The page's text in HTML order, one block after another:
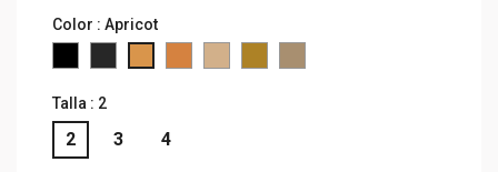
Color : Apricot
Talla : 2
2 3 4